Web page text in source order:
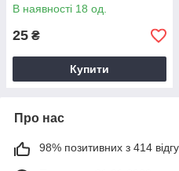
В наявності 18 од.
25 ₴
Купити
Про нас
98% позитивних з 414